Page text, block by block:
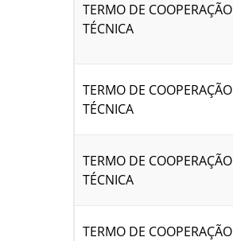
TERMO DE COOPERAÇÃO
TÉCNICA
TERMO DE COOPERAÇÃO
TÉCNICA
TERMO DE COOPERAÇÃO
TÉCNICA
TERMO DE COOPERAÇÃO